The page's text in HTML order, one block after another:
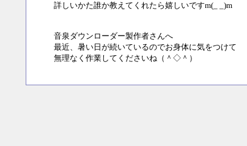
詳しいかた誰か教えてくれたら嬉しいですm(_ _)m
音泉ダウンローダー製作者さんへ
最近、暑い日が続いているのでお身体に気をつけて
無理なく作業してくださいね（＾◇＾）